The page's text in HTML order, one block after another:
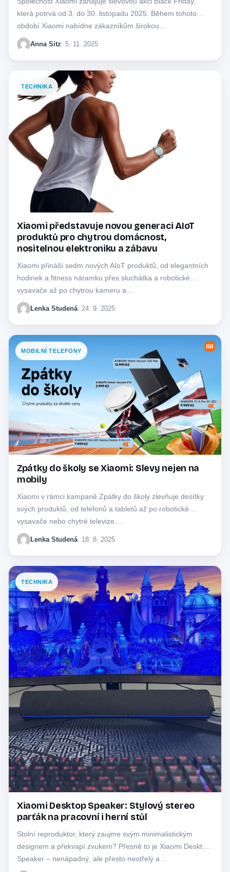
která potrvá od 3. do 30. listopadu 2025. Během tohoto
období Xiaomi nabídne zákazníkům širokou…
Anna Sitz· 5. 11. 2025
TECHNIKA
Xiaomi představuje novou generaci AIoT
produktů pro chytrou domácnost,
nositelnou elektroniku a zábavu
Xiaomi přináší sedm nových AIoT produktů, od elegantních
hodinek a fitness náramku přes sluchátka a robotické
vysavače až po chytrou kameru a…
Lenka Studená· 24. 9. 2025
MOBILNÍ TELEFONY
Zpátky do školy se Xiaomi: Slevy nejen na
mobily
Xiaomi v rámci kampaně Zpátky do školy zlevňuje desítky
svých produktů, od telefonů a tabletů až po robotické
vysavače nebo chytré televize.…
Lenka Studená· 18. 8. 2025
TECHNIKA
Xiaomi Desktop Speaker: Stylový stereo
parťák na pracovní i herní stůl
Stolní reproduktor, který zaujme svým minimalistickým
designem a překvapí zvukem? Přesně to je Xiaomi Desktop
Speaker – nenápadný, ale přesto neotřelý a…